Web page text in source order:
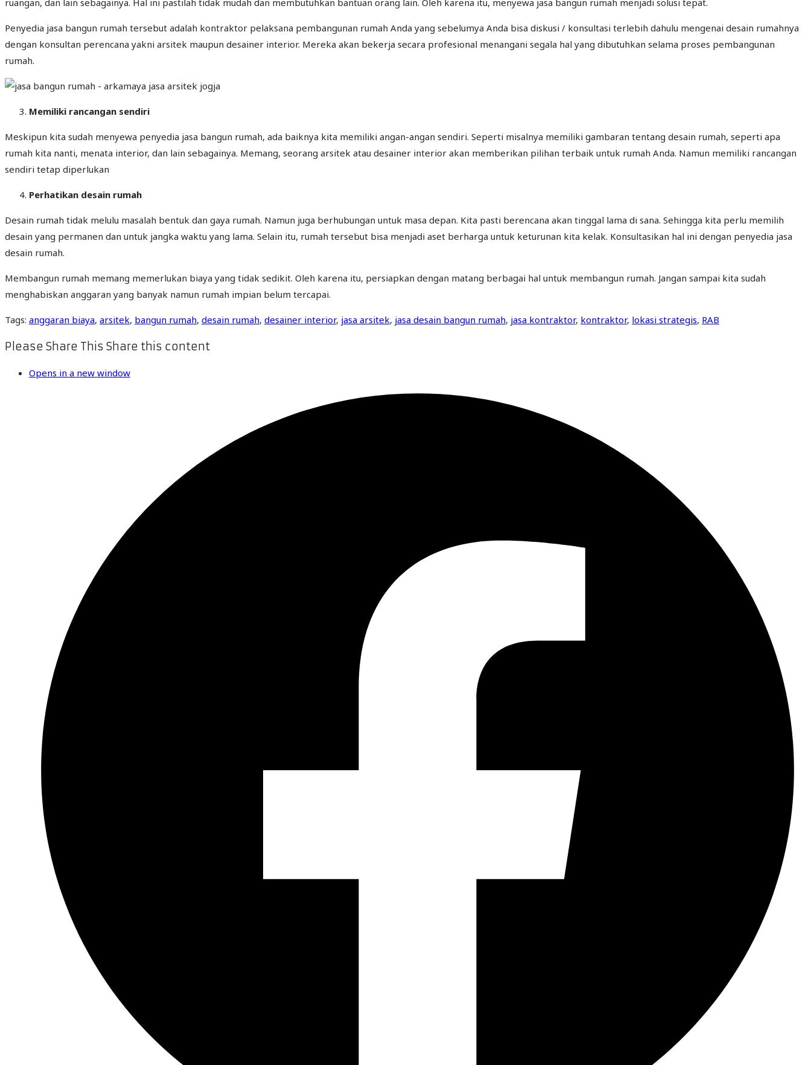
Penyedia jasa bangun rumah tersebut adalah kontraktor pelaksana pembangunan rumah Anda yang sebelumya Anda bisa diskusi / konsultasi terlebih dahulu mengenai desain rumahnya
dengan konsultan perencana yakni arsitek maupun desainer interior. Mereka akan bekerja secara profesional menangani segala hal yang dibutuhkan selama proses pembangunan
rumah.
Memiliki rancangan sendiri
Meskipun kita sudah menyewa penyedia jasa bangun rumah, ada baiknya kita memiliki angan-angan sendiri. Seperti misalnya memiliki gambaran tentang desain rumah, seperti apa
rumah kita nanti, menata interior, dan lain sebagainya. Memang, seorang arsitek atau desainer interior akan memberikan pilihan terbaik untuk rumah Anda. Namun memiliki rancangan
sendiri tetap diperlukan
Perhatikan desain rumah
Desain rumah tidak melulu masalah bentuk dan gaya rumah. Namun juga berhubungan untuk masa depan. Kita pasti berencana akan tinggal lama di sana. Sehingga kita perlu memilih
desain yang permanen dan untuk jangka waktu yang lama. Selain itu, rumah tersebut bisa menjadi aset berharga untuk keturunan kita kelak. Konsultasikan hal ini dengan penyedia jasa
desain rumah.
Membangun rumah memang memerlukan biaya yang tidak sedikit. Oleh karena itu, persiapkan dengan matang berbagai hal untuk membangun rumah. Jangan sampai kita sudah
menghabiskan anggaran yang banyak namun rumah impian belum tercapai.
Tags: anggaran biaya, arsitek, bangun rumah, desain rumah, desainer interior, jasa arsitek, jasa desain bangun rumah, jasa kontraktor, kontraktor, lokasi strategis, RAB
Please Share This Share this content
Opens in a new window